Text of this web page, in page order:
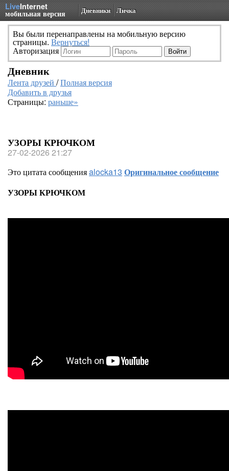
LiveInternet
мобильная версия Дневники Личка
Вы были перенаправлены на мобильную версию
страницы. Вернуться!
Авторизация
Дневник
Лента друзей /Полная версия
Добавить в друзья
Страницы: раньше»
УЗОРЫ КРЮЧКОМ
27-02-2026 21:27
Это цитата сообщенияalocka13 Оригинальное сообщение
УЗОРЫ КРЮЧКОМ